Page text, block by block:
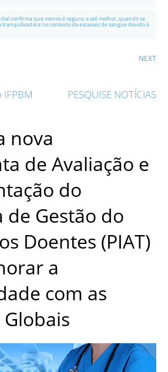
confirma que menos é seguro, e até melhor, quando se
no contexto da escassez de sangue devido à
NEXT
PESQUISE NOTÍCIAS
nova
de Avaliação e
do
de Gestão do
Doentes (PIAT)
a
com as